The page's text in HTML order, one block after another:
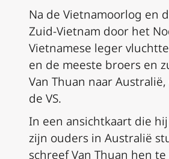
Na de Vietnamoorlog en
Zuid-Vietnam door het
Vietnamese leger
en de meeste broers en
Van Thuan naar Australië,
de VS.
In een ansichtkaart die
zijn ouders in Australië
schreef Van Thuan hen